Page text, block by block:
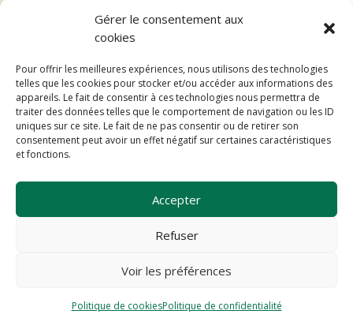
Gérer le consentement aux
cookies
Pour offrir les meilleures expériences, nous utilisons des technologies
telles que les cookies pour stocker et/ou accéder aux informations des
appareils. Le fait de consentir à ces technologies nous permettra de
traiter des données telles que le comportement de navigation ou les ID
uniques sur ce site. Le fait de ne pas consentir ou de retirer son
consentement peut avoir un effet négatif sur certaines caractéristiques
et fonctions.
Accepter
Refuser
Voir les préférences
Politique de cookiesPolitique de confidentialité
Copyright @2023 Mentions légales
Politique de confidentialité
  